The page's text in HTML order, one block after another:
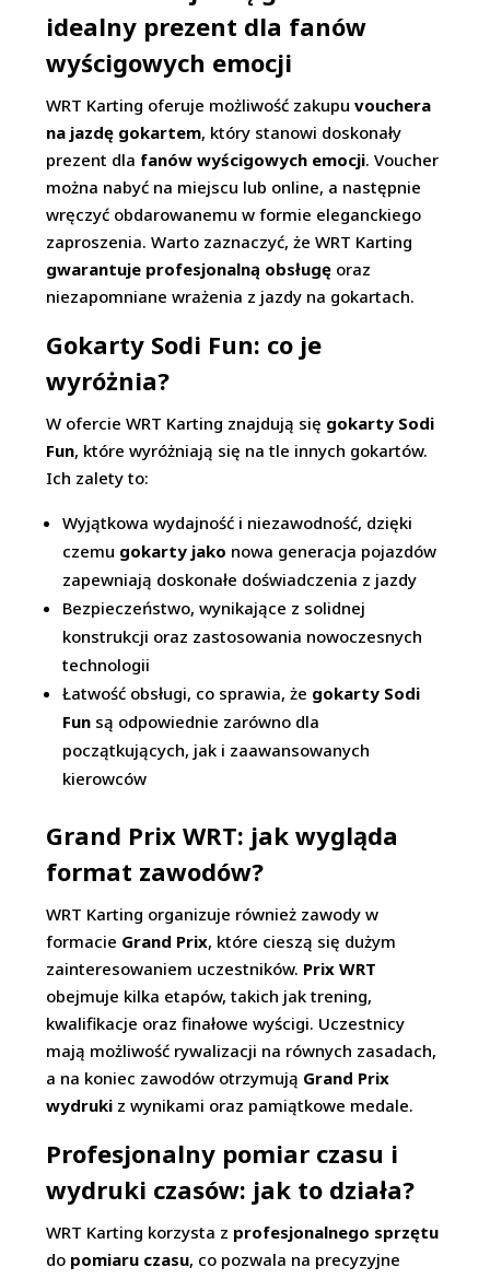
idealny prezent dla fanów
wyścigowych emocji
WRT Karting oferuje możliwość zakupuvouchera
na jazdę gokartem, który stanowi doskonały
prezent dla fanów wyścigowych emocji. Voucher
można nabyć na miejscu lub online, a następnie
wręczyć obdarowanemu w formie eleganckiego
zaproszenia. Warto zaznaczyć, że WRT Karting
gwarantuje profesjonalną obsługę oraz
niezapomniane wrażenia z jazdy na gokartach.
Gokarty Sodi Fun: co je
wyróżnia?
W ofercie WRT Karting znajdują się gokarty Sodi
Fun, które wyróżniają się na tle innych gokartów.
Ich zalety to:
Wyjątkowa wydajność i niezawodność, dzięki
czemu gokarty jako nowa generacja pojazdów
zapewniają doskonałe doświadczenia z jazdy
Bezpieczeństwo, wynikające z solidnej
konstrukcji oraz zastosowania nowoczesnych
technologii
Łatwość obsługi, co sprawia, że gokarty Sodi
Fun są odpowiednie zarówno dla
początkujących, jak i zaawansowanych
kierowców
Grand Prix WRT: jak wygląda
format zawodów?
WRT Karting organizuje również zawody w
formacie Grand Prix, które cieszą się dużym
zainteresowaniem uczestników. Prix WRT
obejmuje kilka etapów, takich jak trening,
kwalifikacje oraz finałowe wyścigi. Uczestnicy
mają możliwość rywalizacji na równych zasadach,
a na koniec zawodów otrzymują Grand Prix
wydruki z wynikami oraz pamiątkowe medale.
Profesjonalny pomiar czasu i
wydruki czasów: jak to działa?
WRT Karting korzysta z profesjonalnego sprzętu
do pomiaru czasu, co pozwala na precyzyjne